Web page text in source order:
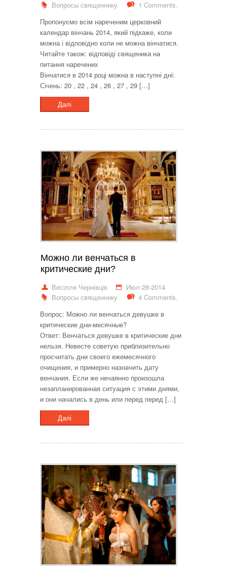
Вопросы священнику
1 Comments.
Пропонуємо всім нареченим церковний
календар вінчань 2014, який підкаже, коли
можна і відповідно коли не можна вінчатися.
Читайте також: відповіді священика на
питання наречених
Вінчатися в 2014 році можна в наступні дні:
Січень: 20 , 22 , 24 , 26 , 27 , 29 […]
Далі
Можно ли венчаться в
критические дни?
Весілля Чернівців
Июл-28-2014
Вопросы священнику
4 Comments.
Вопрос: Можно ли венчаться девушке в
критические дни-месячные?
Ответ: Венчаться девушке в критические дни
нельзя. Невесте советую приблизительно
просчитать дни своего ежемесячного
очищения, и примерно назначить дату
венчания. Если же нечаянно произошла
незапланированная ситуация с этими днями,
и они начались в день или перед перед […]
Далі